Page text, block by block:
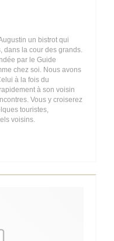
un bistrot qui
dans la cour des grands.
par le Guide
chez soi. Nous avons
à la fois du
à son voisin
Vous y croiserez
touristes,
voisins.
FINESTRA))